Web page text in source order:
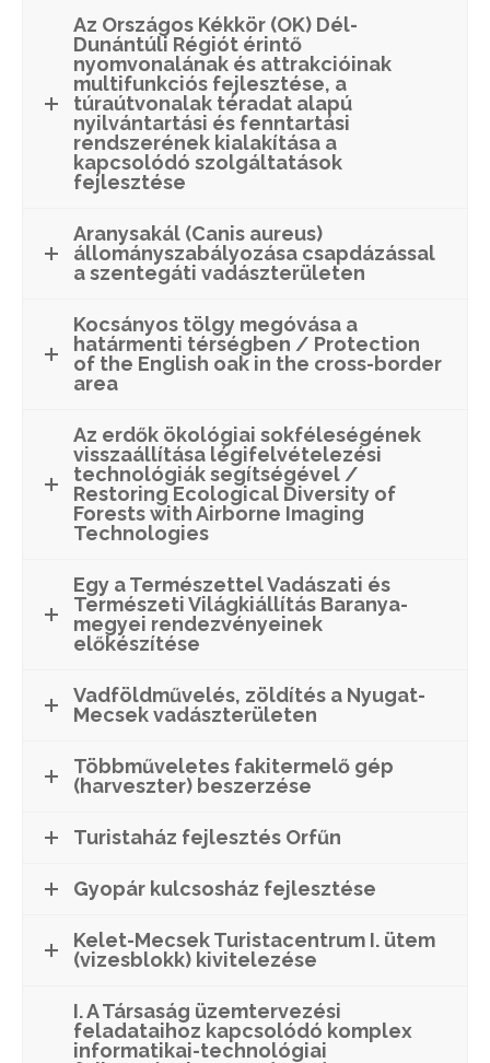
Az Országos Kékkör (OK) Dél-
Dunántúli Régiót érintő
nyomvonalának és attrakcióinak
multifunkciós fejlesztése, a
túraútvonalak téradat alapú
nyilvántartási és fenntartási
rendszerének kialakítása a
kapcsolódó szolgáltatások
fejlesztése
Aranysakál (Canis aureus)
állományszabályozása csapdázással
a szentegáti vadászterületen
Kocsányos tölgy megóvása a
határmenti térségben / Protection
of the English oak in the cross-border
area
Az erdők ökológiai sokféleségének
visszaállítása légifelvételezési
technológiák segítségével /
Restoring Ecological Diversity of
Forests with Airborne Imaging
Technologies
Egy a Természettel Vadászati és
Természeti Világkiállítás Baranya-
megyei rendezvényeinek
előkészítése
Vadföldművelés, zöldítés a Nyugat-
Mecsek vadászterületen
Többműveletes fakitermelő gép
(harveszter) beszerzése
Turistaház fejlesztés Orfűn
Gyopár kulcsosház fejlesztése
Kelet-Mecsek Turistacentrum I. ütem
(vizesblokk) kivitelezése
I. A Társaság üzemtervezési
feladataihoz kapcsolódó komplex
informatikai-technológiai